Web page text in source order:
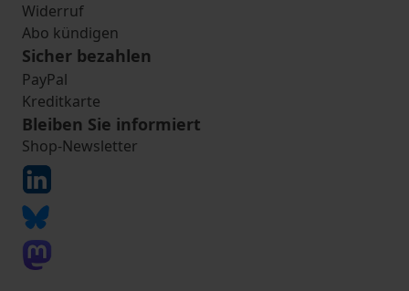
Widerruf
Abo kündigen
Sicher bezahlen
PayPal
Kreditkarte
Bleiben Sie informiert
Shop-Newsletter